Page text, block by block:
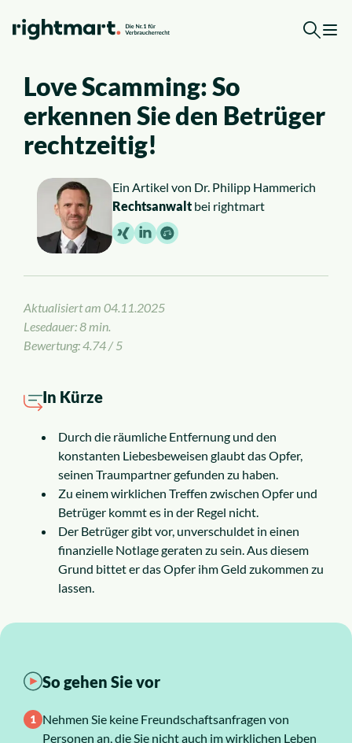
Service
So funktioniert es
Kosten
News
Über uns
Top-Rechtsgebiete
Arbeitsrecht
Ausländerrecht
Sozialrecht
Alle Rechtsgebiete
Kostenlose Erstberatung
Love Scamming: So
erkennen Sie den Betrüger
rechtzeitig!
Ein Artikel von Dr. Philipp Hammerich
Rechtsanwaltbei rightmart
Aktualisiert am 04.11.2025
Lesedauer: 8 min.
Bewertung: 4.74 / 5
In Kürze
Durch die räumliche Entfernung und den
konstanten Liebesbeweisen glaubt das Opfer,
seinen Traumpartner gefunden zu haben.
Zu einem wirklichen Treffen zwischen Opfer und
Betrüger kommt es in der Regel nicht.
Der Betrüger gibt vor, unverschuldet in einen
finanzielle Notlage geraten zu sein. Aus diesem
Grund bittet er das Opfer ihm Geld zukommen zu
lassen.
So gehen Sie vor
Nehmen Sie keine Freundschaftsanfragen von
Personen an, die Sie nicht auch im wirklichen Leben